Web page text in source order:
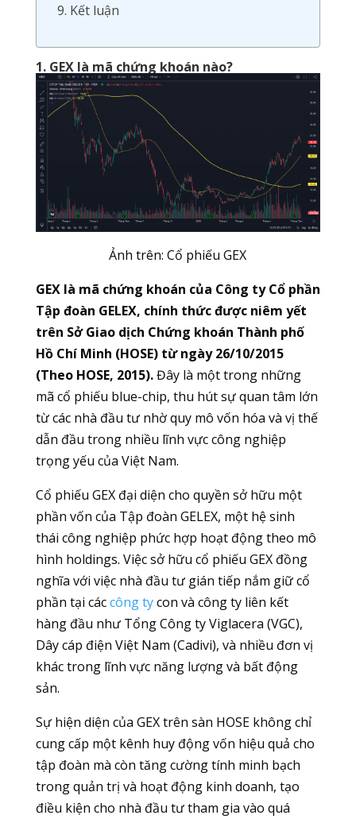
9. Kết luận
1. GEX là mã chứng khoán nào?
Ảnh trên: Cổ phiếu GEX
GEX là mã chứng khoán của Công ty Cổ phần
Tập đoàn GELEX, chính thức được niêm yết
trên Sở Giao dịch Chứng khoán Thành phố
Hồ Chí Minh (HOSE) từ ngày 26/10/2015
(Theo HOSE, 2015).Đây là một trong những
mã cổ phiếu blue-chip, thu hút sự quan tâm lớn
từ các nhà đầu tư nhờ quy mô vốn hóa và vị thế
dẫn đầu trong nhiều lĩnh vực công nghiệp
trọng yếu của Việt Nam.
Cổ phiếu GEX đại diện cho quyền sở hữu một
phần vốn của Tập đoàn GELEX, một hệ sinh
thái công nghiệp phức hợp hoạt động theo mô
hình holdings. Việc sở hữu cổ phiếu GEX đồng
nghĩa với việc nhà đầu tư gián tiếp nắm giữ cổ
phần tại cáccông tycon và công ty liên kết
hàng đầu như Tổng Công ty Viglacera (VGC),
Dây cáp điện Việt Nam (Cadivi), và nhiều đơn vị
khác trong lĩnh vực năng lượng và bất động
sản.
Sự hiện diện của GEX trên sàn HOSE không chỉ
cung cấp một kênh huy động vốn hiệu quả cho
tập đoàn mà còn tăng cường tính minh bạch
trong quản trị và hoạt động kinh doanh, tạo
điều kiện cho nhà đầu tư tham gia vào quá